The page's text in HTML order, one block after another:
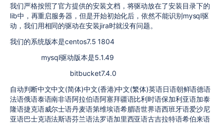
我们严格按照了官方提供的安装文档，将驱动放在了安装目录下的
lib中，再重启服务器，但是开始初始化后，依然不能识别mysql驱
动，我们用相同的驱动在安装jira时就没有问题。
我们的系统版本是centos7.5 1804
mysql驱动版本是5.1.49
bitbucket7.4.0
自动判断中文中文(简体)中文(香港)中文(繁体)英语日语朝鲜语德语
法语俄语泰语南非语阿拉伯语阿塞拜疆语比利时语保加利亚语加泰
隆语捷克语威尔士语丹麦语第维埃语希腊语世界语西班牙语爱沙尼
亚语巴士克语法斯语芬兰语法罗语加里西亚语古吉拉特语希伯来语